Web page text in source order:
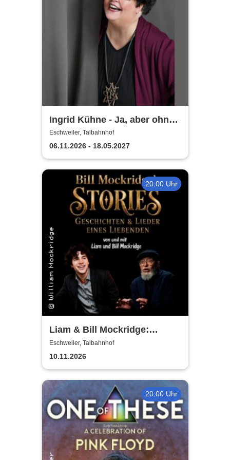
Ingrid Kühne - Ja, aber ohne
mich!
Eschweiler, Talbahnhof
06.11.2026 - 18.05.2027
20:00 Uhr
Liam & Bill Mockridge:
STORIES - Geschichten &
Lieder eines Liebenden
Eschweiler, Talbahnhof
10.11.2026
20:00 Uhr